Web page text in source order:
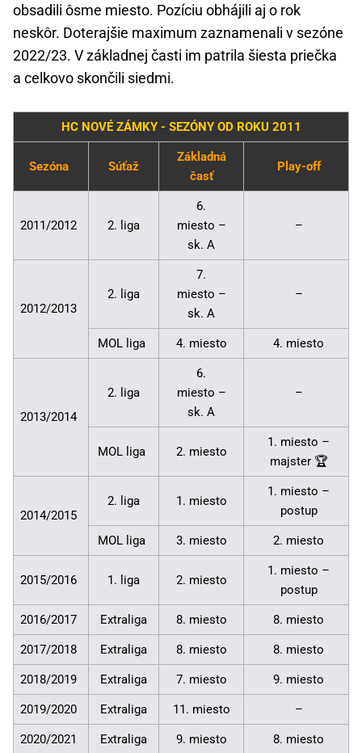
obsadili ôsme miesto. Pozíciu obhájili aj o rok
neskôr. Doterajšie maximum zaznamenali v sezóne
2022/23. V základnej časti im patrila šiesta priečka
a celkovo skončili siedmi.
HC NOVÉ ZÁMKY - SEZÓNY OD ROKU 2011
Sezóna Súťaž
Základná
časť
Play-off
2011/2012 2. liga
6.
miesto –
sk. A
–
2012/2013
2. liga
7.
miesto –
sk. A
–
MOL liga 4. miesto 4. miesto
2013/2014
2. liga
6.
miesto –
sk. A
–
MOL liga 2. miesto
1. miesto –
majster 🏆
2014/2015
2. liga 1. miesto
1. miesto –
postup
MOL liga 3. miesto 2. miesto
2015/2016 1. liga 2. miesto
1. miesto –
postup
2016/2017 Extraliga 8. miesto 8. miesto
2017/2018 Extraliga 8. miesto 8. miesto
2018/2019 Extraliga 7. miesto 9. miesto
2019/2020 Extraliga 11. miesto –
2020/2021 Extraliga 9. miesto 8. miesto